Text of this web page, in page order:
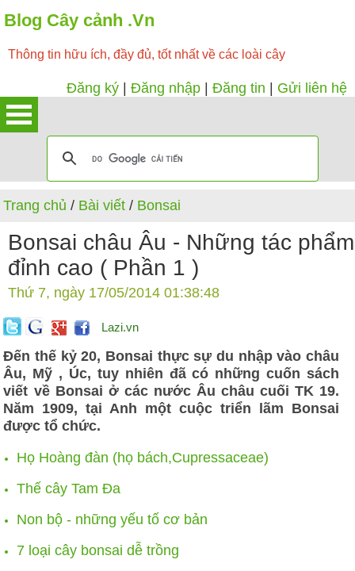
Blog Cây cảnh .Vn
Thông tin hữu ích, đầy đủ, tốt nhất về các loài cây
Đăng ký Đăng nhập Đăng tin Gửi liên hệ
Trang chủ / Bài viết / Bonsai
Bonsai châu Âu - Những tác phẩm
đỉnh cao ( Phần 1 )
Thứ 7, ngày 17/05/2014 01:38:48
Lazi.vn
Ðến thế kỷ 20, Bonsai thực sự du nhập vào châu
Âu, Mỹ , Úc, tuy nhiên đã có những cuốn sách
viết về Bonsai ở các nước Âu châu cuối TK 19.
Năm 1909, tại Anh một cuộc triển lãm Bonsai
được tổ chức.
Họ Hoàng đàn (họ bách,Cupressaceae)
Thế cây Tam Đa
Non bộ - những yếu tố cơ bản
7 loại cây bonsai dễ trồng